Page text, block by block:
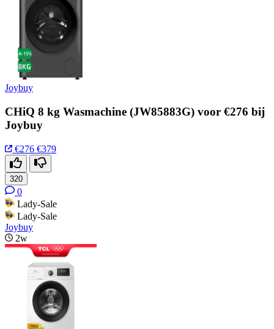
Joybuy
CHiQ 8 kg Wasmachine (JW85883G) voor €276 bij
Joybuy
€276 €379
320
0
Lady-Sale
Lady-Sale
Joybuy
2w